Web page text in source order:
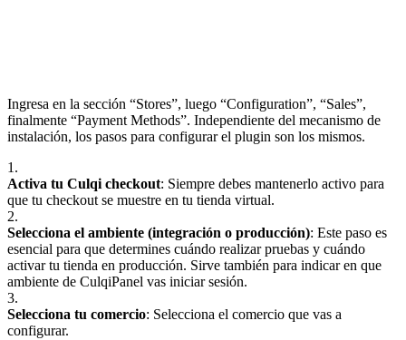
Ingresa en la sección “Stores”, luego “Configuration”, “Sales”,
finalmente “Payment Methods”. Independiente del mecanismo de
instalación, los pasos para configurar el plugin son los mismos.
1.
Activa tu Culqi checkout: Siempre debes mantenerlo activo para
que tu checkout se muestre en tu tienda virtual.
2.
Selecciona el ambiente (integración o producción): Este paso es
esencial para que determines cuándo realizar pruebas y cuándo
activar tu tienda en producción. Sirve también para indicar en que
ambiente de CulqiPanel vas iniciar sesión.
3.
Selecciona tu comercio: Selecciona el comercio que vas a
configurar.